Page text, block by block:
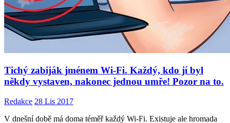
Tichý zabiják jménem Wi-Fi. Každý, kdo jí byl
někdy vystaven, nakonec jednou umře! Pozor na to.
Redakce 28 Lis 2017
V dnešní době má doma téměř každý Wi-Fi. Existuje ale hromada